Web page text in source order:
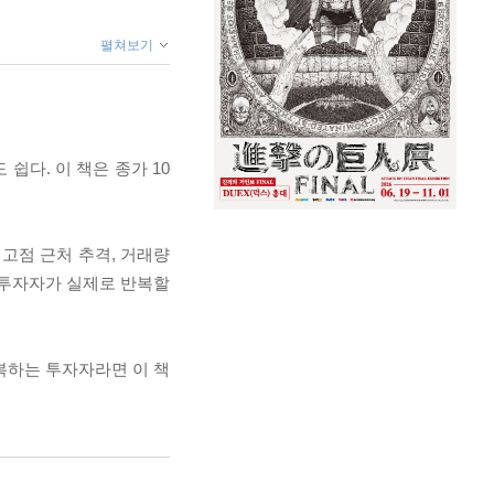
펼쳐보기
쉽다. 이 책은 종가 10
점 근처 추격, 거래량
자자가 실제로 반복할
는 투자자라면 이 책